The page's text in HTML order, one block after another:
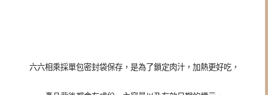
六六相乘採單包密封袋保存，是為了鎖定肉汁，加熱更好吃，